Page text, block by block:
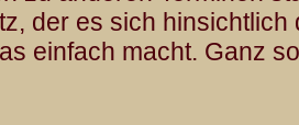
der es sich hinsichtlich
einfach macht. Ganz